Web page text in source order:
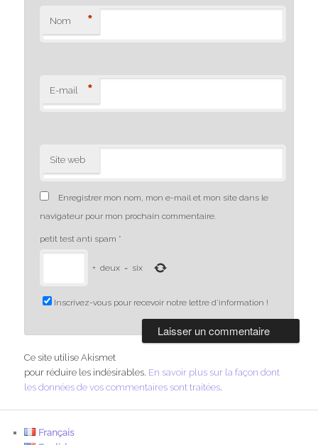
Nom *
E-mail *
Site web
Enregistrer mon nom, mon e-mail et mon site dans le
navigateur pour mon prochain commentaire.
petit test anti spam *
+ deux = six
Inscrivez-vous pour recevoir notre lettre d'information !
Ce site utilise Akismet
pour réduire les indésirables. En savoir plus sur la façon dont
les données de vos commentaires sont traitées
Français